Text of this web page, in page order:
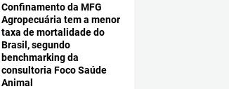
Confinamento da MFG
Agropecuária tem a menor
taxa de mortalidade do
Brasil, segundo
benchmarking da
consultoria Foco Saúde
Animal